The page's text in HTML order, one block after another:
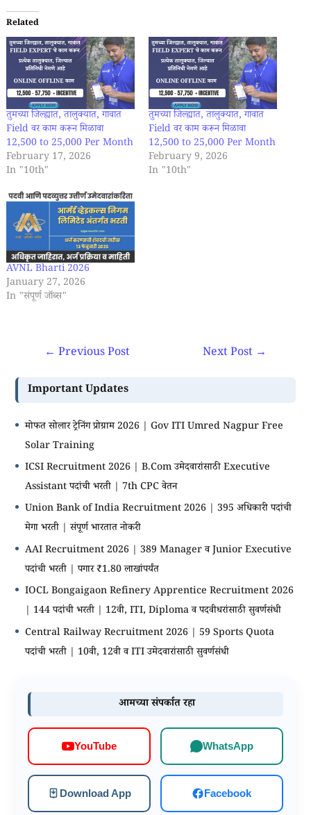
Related
तुमच्या जिल्ह्यात, तालुक्यात, गावात
Field वर काम करून मिळावा
12,500 to 25,000 Per Month
February 17, 2026
In "10th"
तुमच्या जिल्ह्यात, तालुक्यात, गावात
Field वर काम करून मिळावा
12,500 to 25,000 Per Month
February 9, 2026
In "10th"
AVNL Bharti 2026
January 27, 2026
In "संपूर्ण जॉब्स"
← Previous Post Next Post →
Important Updates
मोफत सोलार ट्रेनिंग प्रोग्राम 2026 | Gov ITI Umred Nagpur Free
Solar Training
ICSI Recruitment 2026 | B.Com उमेदवारांसाठी Executive
Assistant पदांची भरती | 7th CPC वेतन
Union Bank of India Recruitment 2026 | 395 अधिकारी पदांची
मेगा भरती | संपूर्ण भारतात नोकरी
AAI Recruitment 2026 | 389 Manager व Junior Executive
पदांची भरती | पगार ₹1.80 लाखांपर्यंत
IOCL Bongaigaon Refinery Apprentice Recruitment 2026
| 144 पदांची भरती | 12वी, ITI, Diploma व पदवीधरांसाठी सुवर्णसंधी
Central Railway Recruitment 2026 | 59 Sports Quota
पदांची भरती | 10वी, 12वी व ITI उमेदवारांसाठी सुवर्णसंधी
आमच्या संपर्कात रहा
YouTube WhatsApp
Download App Facebook